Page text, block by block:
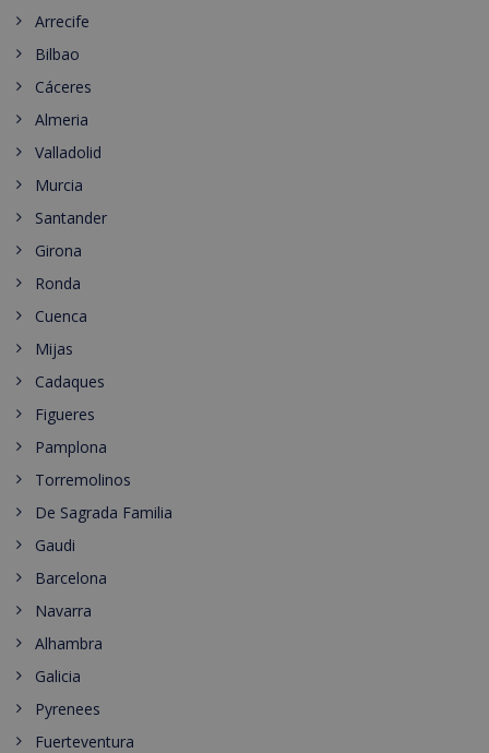
Arrecife
Bilbao
Cáceres
Almeria
Valladolid
Murcia
Santander
Girona
Ronda
Cuenca
Mijas
Cadaques
Figueres
Pamplona
Torremolinos
De Sagrada Familia
Gaudi
Barcelona
Navarra
Alhambra
Galicia
Pyrenees
Fuerteventura